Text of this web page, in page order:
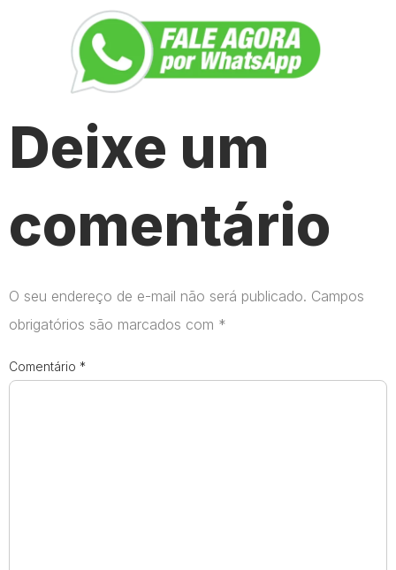
Deixe um
comentário
O seu endereço de e-mail não será publicado. Campos
obrigatórios são marcados com *
Comentário *